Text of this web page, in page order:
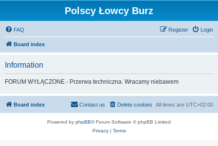
Polscy Łowcy Burz
FAQ Login
Register
Board index
Information
FORUM WYŁĄCZONE - Przerwa techniczna. Wracamy niebawem
Board index All times are UTC+02:00
Delete cookies
Contact us
Powered by phpBB® Forum Software © phpBB Limited
Privacy| Terms